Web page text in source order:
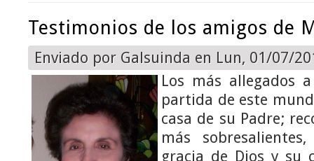
Testimonios de los amigos de
Enviado por Galsuinda en Lun, 01/07/
Los más allegados
partida de este
casa de su Padre;
más
gracia de Dios y su